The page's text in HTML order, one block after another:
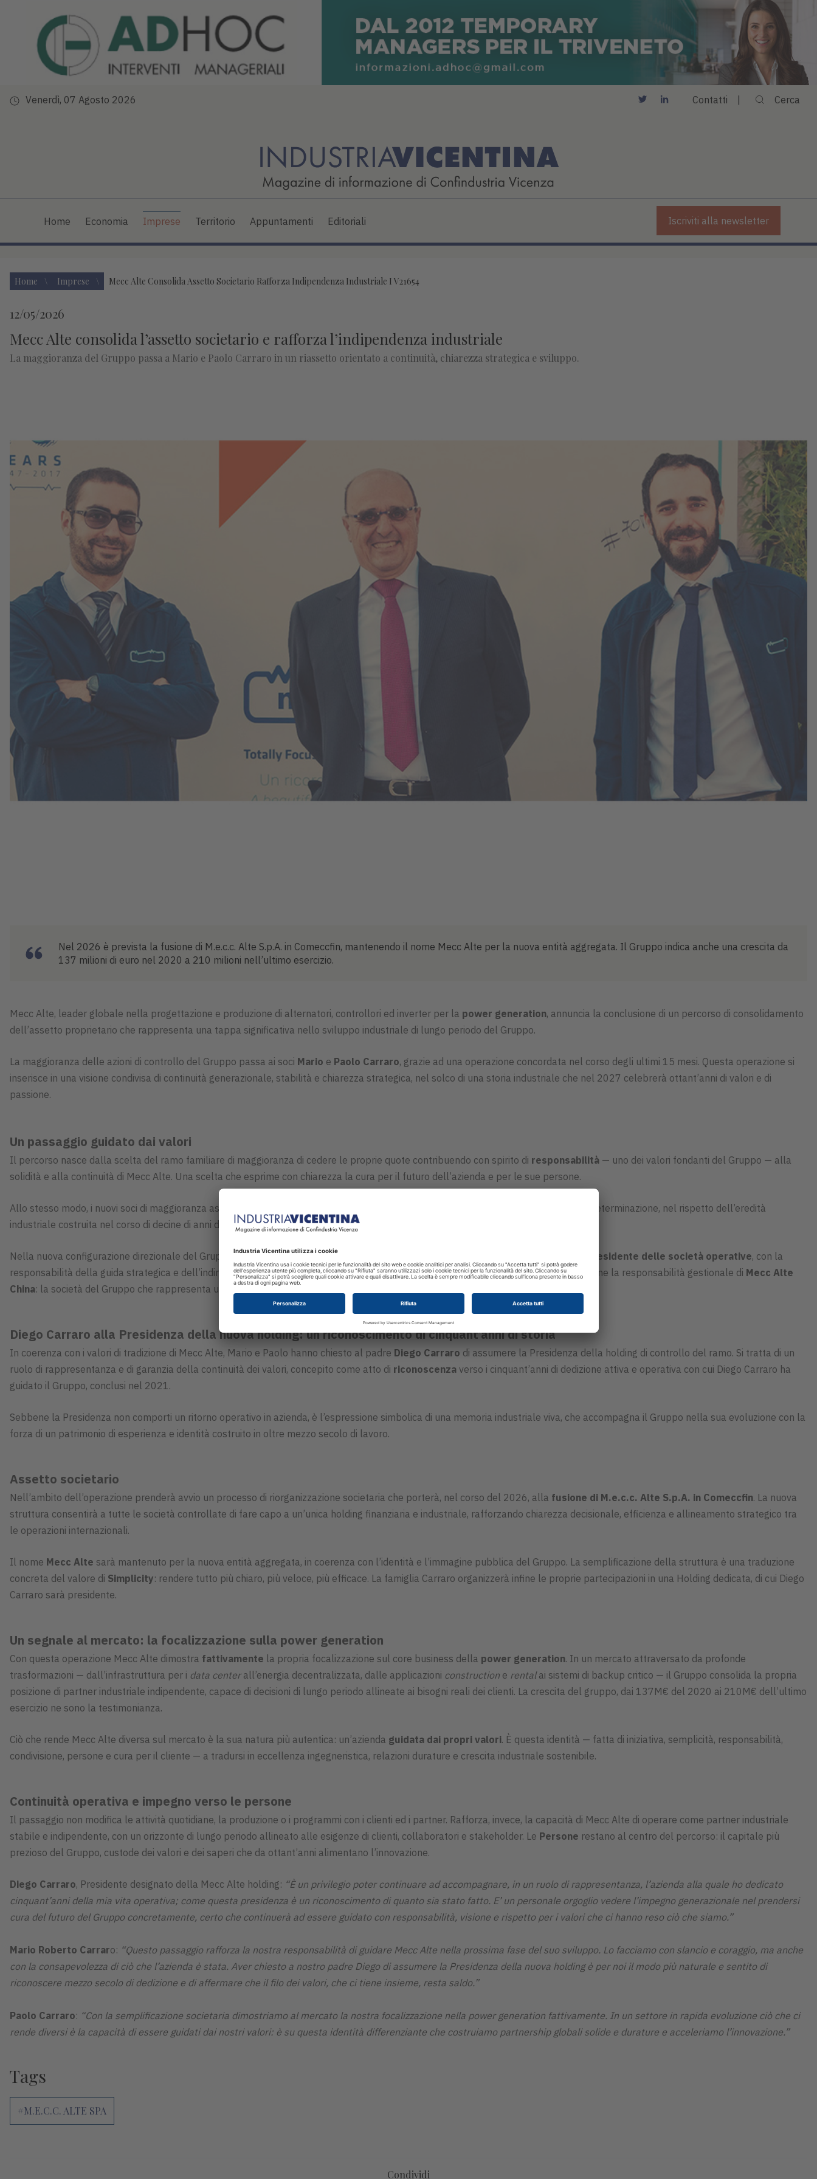
Venerdì, 07 Agosto 2026 Contatti Cerca
Home Economia Imprese Territorio Appuntamenti Editoriali Iscriviti alla newsletter
Home Imprese Mecc Alte Consolida Assetto Societario Rafforza Indipendenza Industriale I V21654
12/05/2026
Mecc Alte consolida l’assetto societario e rafforza l’indipendenza industriale
La maggioranza del Gruppo passa a Mario e Paolo Carraro in un riassetto orientato a continuità, chiarezza strategica e sviluppo.
Nel 2026 è prevista la fusione di M.e.c.c. Alte S.p.A. in Comeccfin, mantenendo il nome Mecc Alte per la nuova entità aggregata. Il Gruppo indica anche una crescita da
137 milioni di euro nel 2020 a 210 milioni nell’ultimo esercizio.
Mecc Alte, leader globale nella progettazione e produzione di alternatori, controllori ed inverter per la power generation, annuncia la conclusione di un percorso di consolidamento
dell’assetto proprietario che rappresenta una tappa significativa nello sviluppo industriale di lungo periodo del Gruppo.
La maggioranza delle azioni di controllo del Gruppo passa ai soci Mario e Paolo Carraro, grazie ad una operazione concordata nel corso degli ultimi 15 mesi. Questa operazione si
inserisce in una visione condivisa di continuità generazionale, stabilità e chiarezza strategica, nel solco di una storia industriale che nel 2027 celebrerà ottant’anni di valori e di
passione.
Un passaggio guidato dai valori
Il percorso nasce dalla scelta del ramo familiare di maggioranza di cedere le proprie quote contribuendo con spirito di responsabilità — uno dei valori fondanti del Gruppo — alla
solidità e alla continuità di Mecc Alte. Una scelta che esprime con chiarezza la cura per il futuro dell’azienda e per le sue persone.
Allo stesso modo, i nuovi soci di maggioranza assumono questo impegno con l’intento di guidare la nuova fase con energia, visione e determinazione, nel rispetto dell’eredità
industriale costruita nel corso di decine di anni di presenza costante nel mercato.
Nella nuova configurazione direzionale del Gruppo,Mario Carrarocontinuerà ad assumere il ruolo di Presidente delle società operative, con la
responsabilità della guida strategica e dell’indirizzo industriale dell’intero perimetro.Paolo Carraro,Vice Presidentevendite,mantiene la responsabilità gestionale di Mecc Alte
China: la società del Gruppo che rappresenta uno dei pilastri strategici del futuro sviluppo.
Diego Carraro alla Presidenza della nuova holding: un riconoscimento di cinquant’anni di storia
In coerenza con i valori di tradizione di Mecc Alte, Mario e Paolo hanno chiesto al padre Diego Carraro di assumere la Presidenza della holding di controllo del ramo. Si tratta di un
ruolo di rappresentanza e di garanzia della continuità dei valori, concepito come atto di riconoscenza verso i cinquant’anni di dedizione attiva e operativa con cui Diego Carraro ha
guidato il Gruppo, conclusi nel 2021.
Sebbene la Presidenza non comporti un ritorno operativo in azienda, è l’espressione simbolica di una memoria industriale viva, che accompagna il Gruppo nella sua evoluzione con la
forza di un patrimonio di esperienza e identità costruito in oltre mezzo secolo di lavoro.
Assetto societario
Nell’ambito dell’operazione prenderà avvio un processo di riorganizzazione societaria che porterà, nel corso del 2026, alla fusione di M.e.c.c. Alte S.p.A. in Comeccfin. La nuova
struttura consentirà a tutte le società controllate di fare capo a un’unica holding finanziaria e industriale, rafforzando chiarezza decisionale, efficienza e allineamento strategico tra
le operazioni internazionali.
Il nome Mecc Alte sarà mantenuto per la nuova entità aggregata, in coerenza con l’identità e l’immagine pubblica del Gruppo. La semplificazione della struttura è una traduzione
concreta del valore di Simplicity: rendere tutto più chiaro, più veloce, più efficace. La famiglia Carraro organizzerà infine le proprie partecipazioni in una Holding dedicata, di cui Diego
Carraro sarà presidente.
Un segnale al mercato: la focalizzazione sulla power generation
Con questa operazione Mecc Alte dimostra fattivamente la propria focalizzazione sul core business della power generation. In un mercato attraversato da profonde
trasformazioni — dall’infrastruttura per i data centerall’energia decentralizzata, dalle applicazioni construction e rental ai sistemi di backup critico — il Gruppo consolida la propria
posizione di partner industriale indipendente, capace di decisioni di lungo periodo allineate ai bisogni reali dei clienti. La crescita del gruppo, dai 137M€ del 2020 ai 210M€ dell’ultimo
esercizio ne sono la testimonianza.
Ciò che rende Mecc Alte diversa sul mercato è la sua natura più autentica: un’azienda guidata dai propri valori. È questa identità — fatta di iniziativa, semplicità, responsabilità,
condivisione, persone e cura per il cliente — a tradursi in eccellenza ingegneristica, relazioni durature e crescita industriale sostenibile.
Continuità operativa e impegno verso le persone
Il passaggio non modifica le attività quotidiane, la produzione o i programmi con i clienti ed i partner. Rafforza, invece, la capacità di Mecc Alte di operare come partner industriale
stabile e indipendente, con un orizzonte di lungo periodo allineato alle esigenze di clienti, collaboratori e stakeholder. Le Persone restano al centro del percorso: il capitale più
prezioso del Gruppo, custode dei valori e dei saperi che da ottant’anni alimentano l’innovazione.
Diego Carraro, Presidente designato della Mecc Alte holding: “È un privilegio poter continuare ad accompagnare, in un ruolo di rappresentanza, l’azienda alla quale ho dedicato
cinquant’anni della mia vita operativa; come questa presidenza è un riconoscimento di quanto sia stato fatto. E’ un personale orgoglio vedere l’impegno generazionale nel prendersi
cura del futuro del Gruppo concretamente, certo che continuerà ad essere guidato con responsabilità, visione e rispetto per i valori che ci hanno reso ciò che siamo.”
Mario Roberto Carraro: “Questo passaggio rafforza la nostra responsabilità di guidare Mecc Alte nella prossima fase del suo sviluppo. Lo facciamo con slancio e coraggio, ma anche
con la consapevolezza di ciò che l’azienda è stata. Aver chiesto a nostro padre Diego di assumere la Presidenza della nuova holding è per noi il modo più naturale e sentito di
riconoscere mezzo secolo di dedizione e di affermare che il filo dei valori, che ci tiene insieme, resta saldo.”
Paolo Carraro: “Con la semplificazione societaria dimostriamo al mercato la nostra focalizzazione nella power generation fattivamente. In un settore in rapida evoluzione ciò che ci
rende diversi è la capacità di essere guidati dai nostri valori: è su questa identità differenziante che costruiamo partnership globali solide e durature e acceleriamo l’innovazione.”
Tags
#M.E.C.C. ALTE SPA
Condividi